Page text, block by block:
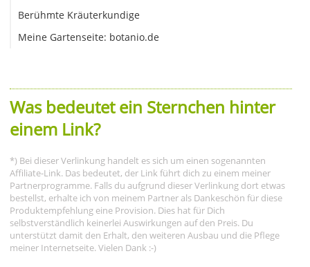
Berühmte Kräuterkundige
Meine Gartenseite: botanio.de
Was bedeutet ein Sternchen hinter
einem Link?
*) Bei dieser Verlinkung handelt es sich um einen sogenannten
Affiliate-Link. Das bedeutet, der Link führt dich zu einem meiner
Partnerprogramme. Falls du aufgrund dieser Verlinkung dort etwas
bestellst, erhalte ich von meinem Partner als Dankeschön für diese
Produktempfehlung eine Provision. Dies hat für Dich
selbstverständlich keinerlei Auswirkungen auf den Preis. Du
unterstützt damit den Erhalt, den weiteren Ausbau und die Pflege
meiner Internetseite. Vielen Dank :-)